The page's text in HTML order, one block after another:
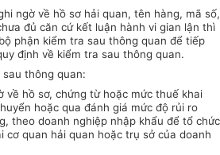
ngờ về hồ sơ hải quan, tên hàng, mã số,
đủ căn cứ kết luận hành vi gian lận thì
phận kiểm tra sau thông quan để tiếp
định về kiểm tra sau thông quan.
thông quan:
về hồ sơ, chứng từ hoặc mức thuế khai
hoặc qua đánh giá mức độ rủi ro
theo doanh nghiệp nhập khẩu để tổ chức
cơ quan hải quan hoặc trụ sở của doanh